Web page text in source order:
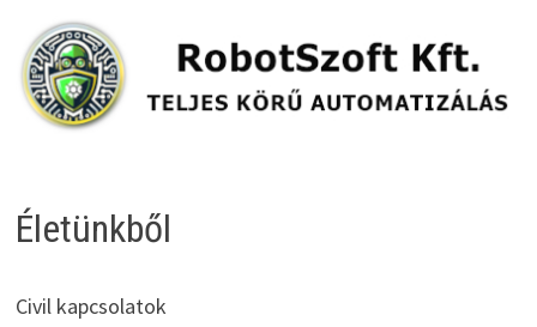
Életünkből
Civil kapcsolatok